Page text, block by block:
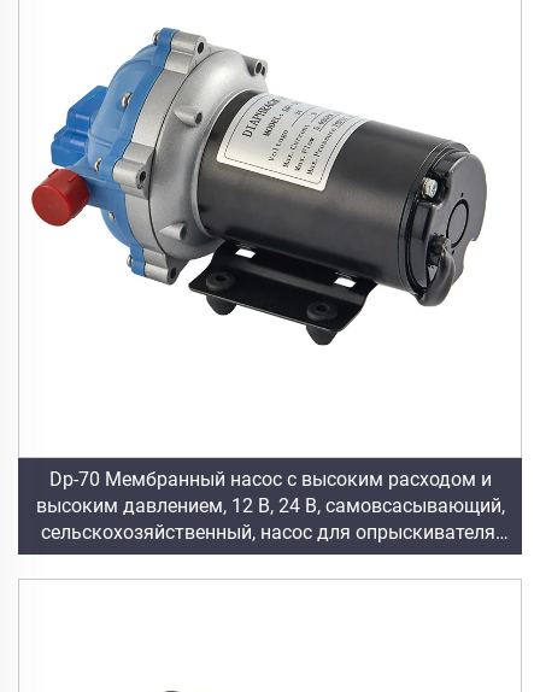
Dp-70 Мембранный насос с высоким расходом и
высоким давлением, 12 В, 24 В, самовсасывающий,
сельскохозяйственный, насос для опрыскивателя,
водяной насос